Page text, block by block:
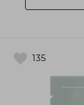
135